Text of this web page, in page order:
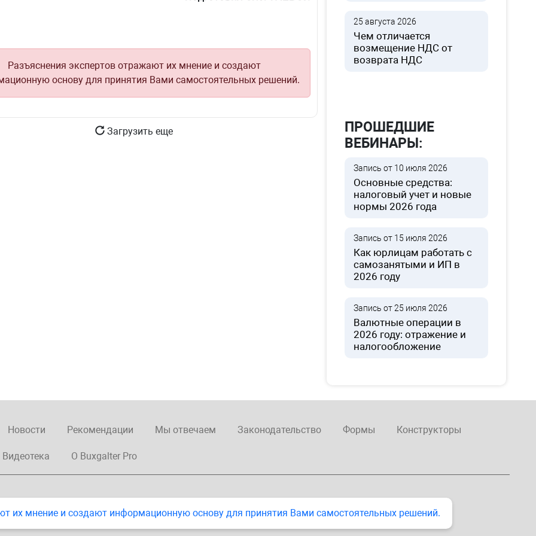
Разъяснения экспертов отражают их мнение и создают
основу для принятия Вами самостоятельных решений.
Загрузить еще
25 августа 2026
Чем отличается
возмещение НДС от
возврата НДС
ПРОШЕДШИЕ
ВЕБИНАРЫ:
Запись от 10 июля 2026
Основные средства:
налоговый учет и новые
нормы 2026 года
Запись от 15 июля 2026
Как юрлицам работать с
самозанятыми и ИП в
2026 году
Запись от 25 июля 2026
Валютные операции в
2026 году: отражение и
налогообложение
Новости Рекомендации Мы отвечаем Законодательство Формы Конструкторы
Видеотека О Buxgalter Pro
их мнение и создают информационную основу для принятия Вами самостоятельных решений.